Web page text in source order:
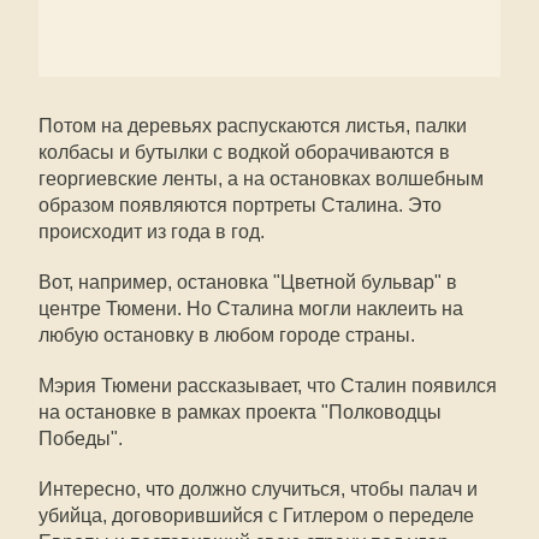
Потом на деревьях распускаются листья, палки
колбасы и бутылки с водкой оборачиваются в
георгиевские ленты, а на остановках волшебным
образом появляются портреты Сталина. Это
происходит из года в год.
Вот, например, остановка "Цветной бульвар" в
центре Тюмени. Но Сталина могли наклеить на
любую остановку в любом городе страны.
Мэрия Тюмени рассказывает, что Сталин появился
на остановке в рамках проекта "Полководцы
Победы".
Интересно, что должно случиться, чтобы палач и
убийца, договорившийся с Гитлером о переделе